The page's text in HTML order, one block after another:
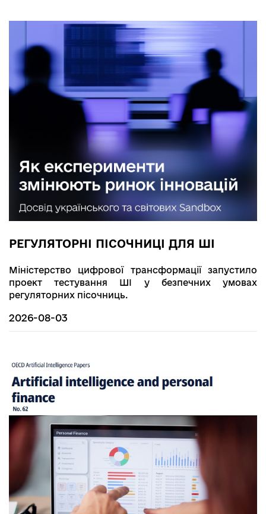
РЕГУЛЯТОРНІ ПІСОЧНИЦІ ДЛЯ ШІ
Міністерство цифрової трансформації запустило
проект тестування ШІ у безпечних умовах
регуляторних пісочниць.
2026-08-03